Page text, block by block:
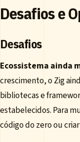
Desafios e
Desafios
Ecossistema ainda
crescimento, o Zig
bibliotecas e
estabelecidos. Para
código do zero ou